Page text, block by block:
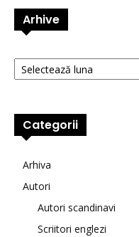
Arhive
Arhive
Categorii
Arhiva
Autori
Autori scandinavi
Scriitori englezi